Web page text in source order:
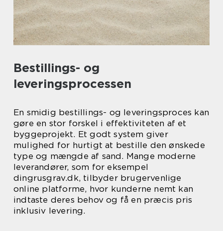
Bestillings- og
leveringsprocessen
En smidig bestillings- og leveringsproces kan
gøre en stor forskel i effektiviteten af et
byggeprojekt. Et godt system giver
mulighed for hurtigt at bestille den ønskede
type og mængde af sand. Mange moderne
leverandører, som for eksempel
dingrusgrav.dk, tilbyder brugervenlige
online platforme, hvor kunderne nemt kan
indtaste deres behov og få en præcis pris
inklusiv levering.